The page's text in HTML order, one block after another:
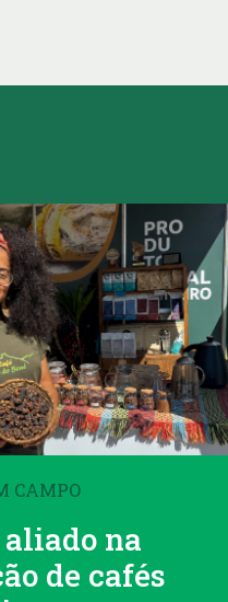
CAMPO
na
de cafés